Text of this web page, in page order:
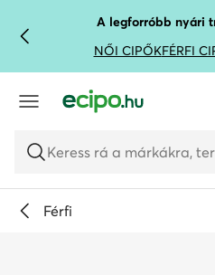
UGRÁS A FŐ TARTALOMRA
UGRÁS A KERESÉSHEZ
A legforróbb nyári
NŐI CIPŐKFÉRFI
Keress rá a márkákra,
Férfi